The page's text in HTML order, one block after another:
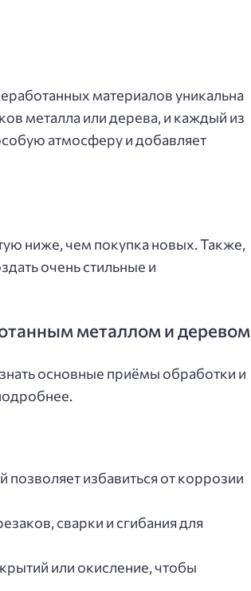
материалов уникальна
металла или дерева, и каждый из
атмосферу и добавляет
ниже, чем покупка новых. Также,
очень стильные и
металлом и деревом
основные приёмы обработки и
избавиться от коррозии
сварки и сгибания для
или окисление, чтобы